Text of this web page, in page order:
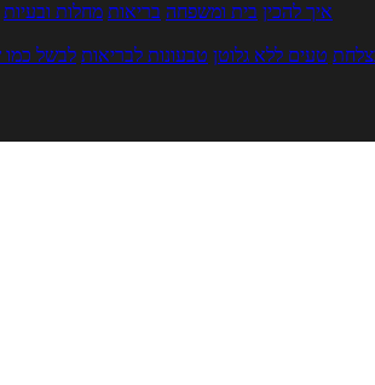
איך להכין בית ומשפחה בריאות מחלות ובעיות
טעים ללא גלוטן טבעונות לבריאות לבשל